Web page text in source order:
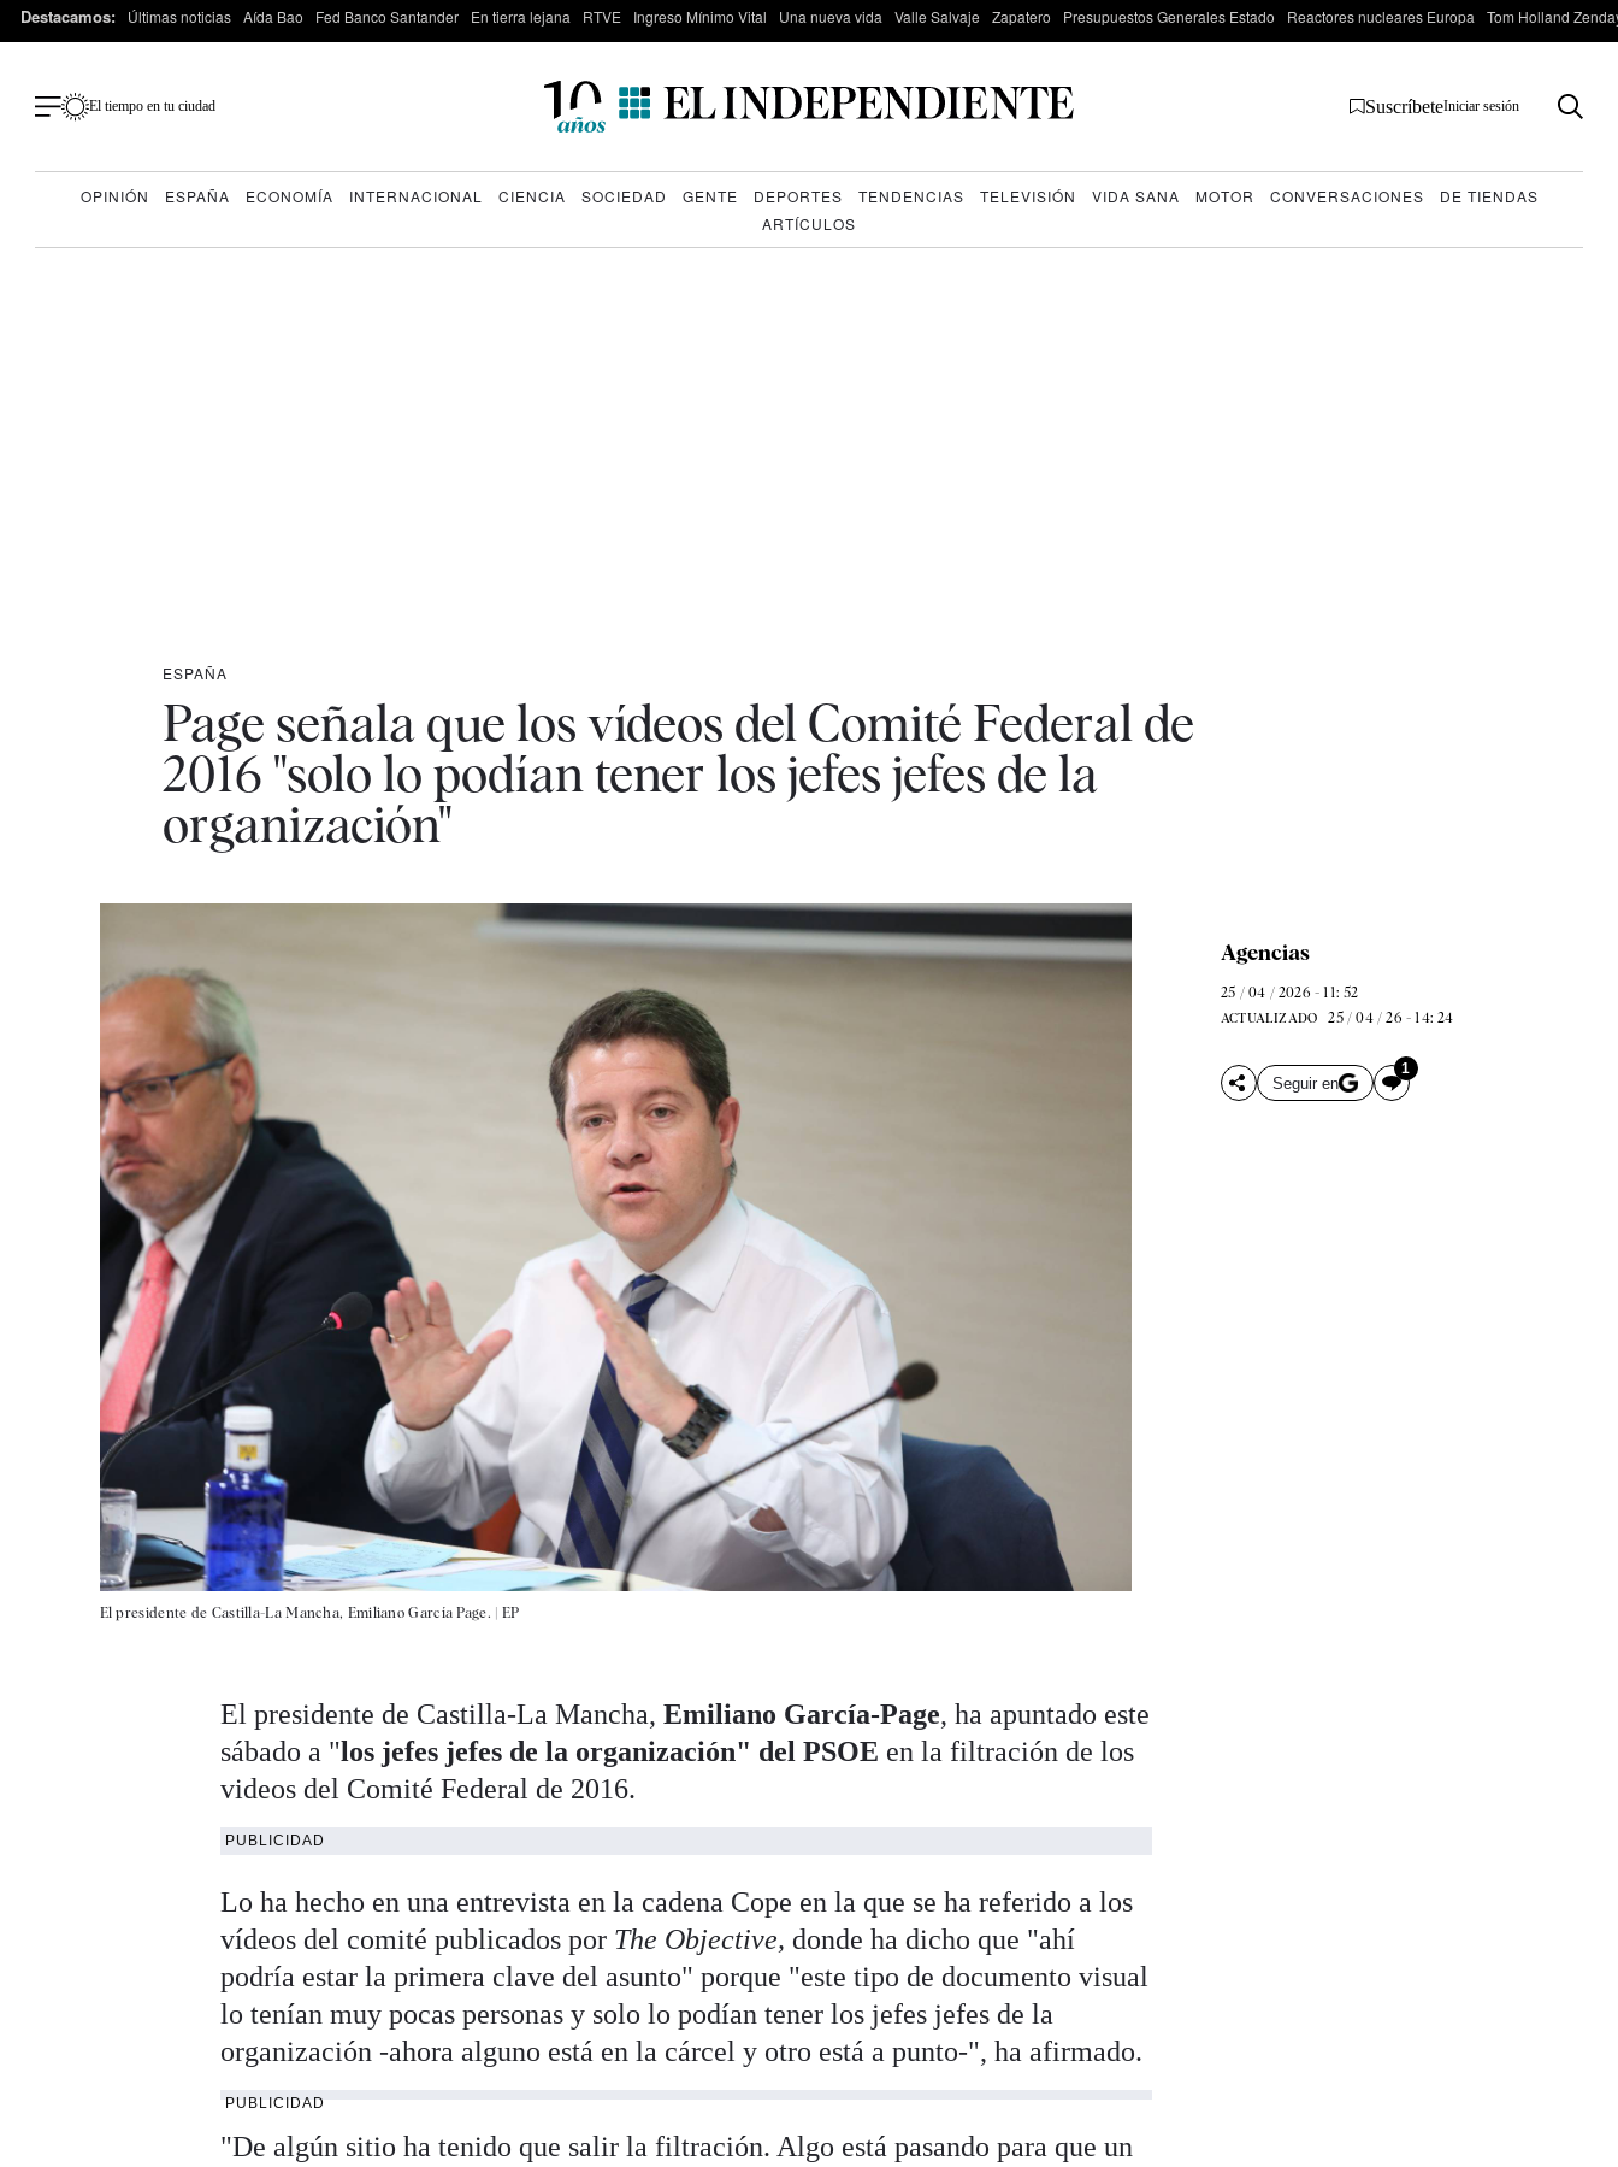
Destacamos: Últimas noticias Aída Bao Fed Banco Santander En tierra lejana RTVE Ingreso Mínimo Vital Una nueva vida Valle Salvaje Zapatero Presupuestos Generales Estado Reactores nucleares Europa Tom Holland
El tiempo en tu ciudad SuscríbeteIniciar sesión
OPINIÓN ESPAÑA ECONOMÍA INTERNACIONAL CIENCIA SOCIEDAD GENTE DEPORTES TENDENCIAS TELEVISIÓN VIDA SANA MOTOR CONVERSACIONES
DE TIENDAS
ARTÍCULOS
ESPAÑA
Page señala que los vídeos del Comité Federal de
2016 "solo lo podían tener los jefes jefes de la
organización"
El presidente de Castilla-La Mancha, Emiliano García Page. | EP
Agencias
25 / 04 / 2026 - 11: 52
ACTUALIZADO 25 / 04 / 26 - 14: 24
Seguir en
1
El presidente de Castilla-La Mancha,Emiliano García-Page, ha apuntado este
sábado a "los jefes jefes de la organización" del PSOE en la filtración de los
videos del Comité Federal de 2016.
PUBLICIDAD
Lo ha hecho en una entrevista en la cadena Cope en la que se ha referido a los
vídeos del comité publicados por The Objective, donde ha dicho que "ahí
podría estar la primera clave del asunto" porque "este tipo de documento visual
lo tenían muy pocas personas y solo lo podían tener los jefes jefes de la
organización -ahora alguno está en la cárcel y otro está a punto-", ha afirmado.
PUBLICIDAD
"De algún sitio ha tenido que salir la filtración. Algo está pasando para que un